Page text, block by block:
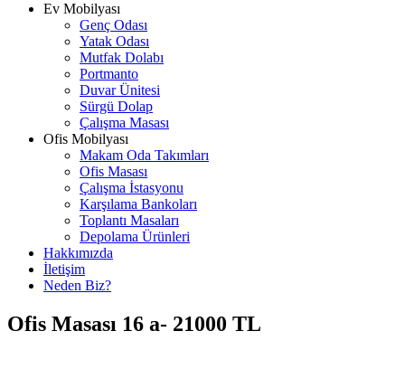
Ev Mobilyası
Genç Odası
Yatak Odası
Mutfak Dolabı
Portmanto
Duvar Ünitesi
Sürgü Dolap
Çalışma Masası
Ofis Mobilyası
Makam Oda Takımları
Ofis Masası
Çalışma İstasyonu
Karşılama Bankoları
Toplantı Masaları
Depolama Ürünleri
Hakkımızda
İletişim
Neden Biz?
Ofis Masası 16 a- 21000 TL